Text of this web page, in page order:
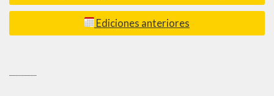
Ediciones anteriores